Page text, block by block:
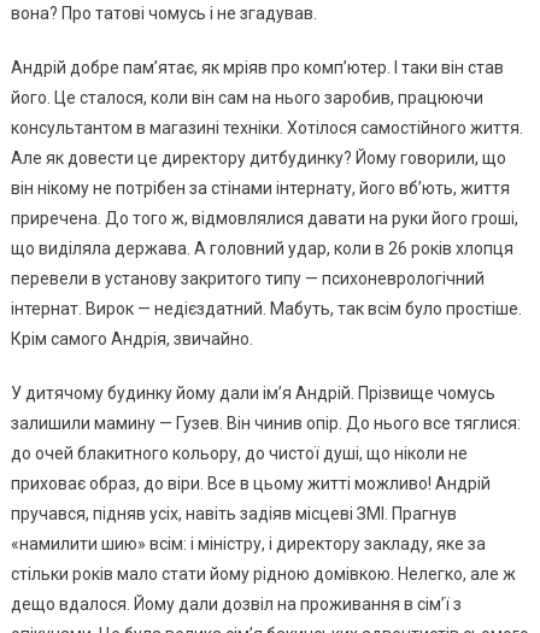
вона? Про татові чомусь і не згадував.
Андрій добре пам’ятає, як мріяв про комп’ютер. І таки він став
його. Це сталося, коли він сам на нього заробив, працюючи
консультантом в магазині техніки. Хотілося самостійного життя.
Але як довести це директору дитбудинку? Йому говорили, що
він нікому не потрібен за стінами інтернату, його вб’ють, життя
приречена. До того ж, відмовлялися давати на руки його гроші,
що виділяла держава. А головний удар, коли в 26 років хлопця
перевели в установу закритого типу — психоневрологічний
інтернат. Вирок — недієздатний. Мабуть, так всім було простіше.
Крім самого Андрія, звичайно.
У дитячому будинку йому дали ім’я Андрій. Прізвище чомусь
залишили мамину — Гузев. Він чинив опір. До нього все тяглися:
до очей блакитного кольору, до чистої душі, що ніколи не
приховає образ, до віри. Все в цьому житті можливо! Андрій
пручався, підняв усіх, навіть задіяв місцеві ЗМІ. Прагнув
«намилити шию» всім: і міністру, і директору закладу, яке за
стільки років мало стати йому рідною домівкою. Нелегко, але ж
дещо вдалося. Йому дали дозвіл на проживання в сім’ї з